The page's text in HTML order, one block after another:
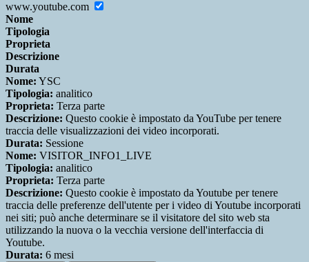
www.youtube.com
Nome
Tipologia
Proprieta
Descrizione
Durata
Nome: YSC
Tipologia: analitico
Proprieta: Terza parte
Descrizione: Questo cookie è impostato da YouTube per tenere
traccia delle visualizzazioni dei video incorporati.
Durata: Sessione
Nome: VISITOR_INFO1_LIVE
Tipologia: analitico
Proprieta: Terza parte
Descrizione: Questo cookie è impostato da Youtube per tenere
traccia delle preferenze dell'utente per i video di Youtube incorporati
nei siti; può anche determinare se il visitatore del sito web sta
utilizzando la nuova o la vecchia versione dell'interfaccia di
Youtube.
Durata: 6 mesi